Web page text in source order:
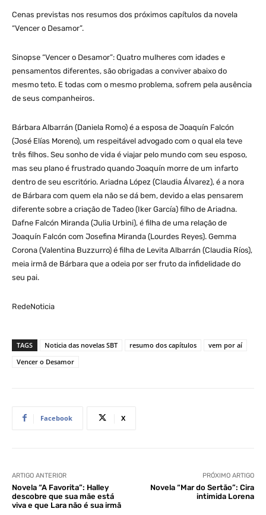
Cenas previstas nos resumos dos próximos capítulos da novela
“Vencer o Desamor”.
Sinopse “Vencer o Desamor”: Quatro mulheres com idades e
pensamentos diferentes, são obrigadas a conviver abaixo do
mesmo teto. E todas com o mesmo problema, sofrem pela ausência
de seus companheiros.
Bárbara Albarrán (Daniela Romo) é a esposa de Joaquín Falcón
(José Elías Moreno), um respeitável advogado com o qual ela teve
três filhos. Seu sonho de vida é viajar pelo mundo com seu esposo,
mas seu plano é frustrado quando Joaquín morre de um infarto
dentro de seu escritório. Ariadna López (Claudia Álvarez), é a nora
de Bárbara com quem ela não se dá bem, devido a elas pensarem
diferente sobre a criação de Tadeo (Iker García) filho de Ariadna.
Dafne Falcón Miranda (Julia Urbini), é filha de uma relação de
Joaquín Falcón com Josefina Miranda (Lourdes Reyes). Gemma
Corona (Valentina Buzzurro) é filha de Levita Albarrán (Claudia Ríos),
meia irmã de Bárbara que a odeia por ser fruto da infidelidade do
seu pai.
RedeNoticia
TAGS Noticia das novelas SBT resumo dos capítulos
vem por aí
Vencer o Desamor
Facebook X
ARTIGO ANTERIOR
Novela “A Favorita”: Halley
descobre que sua mãe está
viva e que Lara não é sua irmã
PRÓXIMO ARTIGO
Novela “Mar do Sertão”: Cira
intimida Lorena